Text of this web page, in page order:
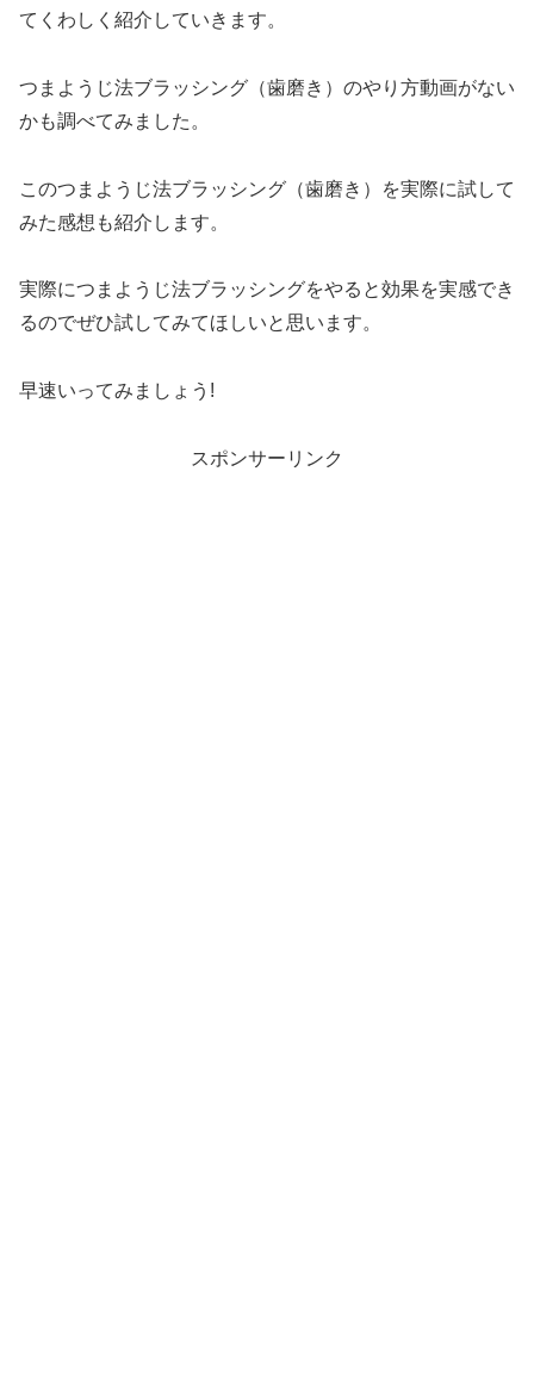
てくわしく紹介していきます。
つまようじ法ブラッシング（歯磨き）のやり方動画がない
かも調べてみました。
このつまようじ法ブラッシング（歯磨き）を実際に試して
みた感想も紹介します。
実際につまようじ法ブラッシングをやると効果を実感でき
るのでぜひ試してみてほしいと思います。
早速いってみましょう!
スポンサーリンク